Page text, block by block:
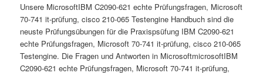
Unsere MicrosoftIBM C2090-621 echte Prüfungsfragen, Microsoft
70-741 it-prüfung, cisco 210-065 Testengine Handbuch sind die
neuste Prüfungsübungen für die Praxispsüfung IBM C2090-621
echte Prüfungsfragen, Microsoft 70-741 it-prüfung, cisco 210-065
Testengine. Die Fragen und Antworten in MicrosoftmicrosoftIBM
C2090-621 echte Prüfungsfragen, Microsoft 70-741 it-prüfung,